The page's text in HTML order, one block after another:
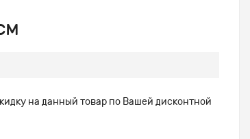
на данный товар по Вашей дисконтной